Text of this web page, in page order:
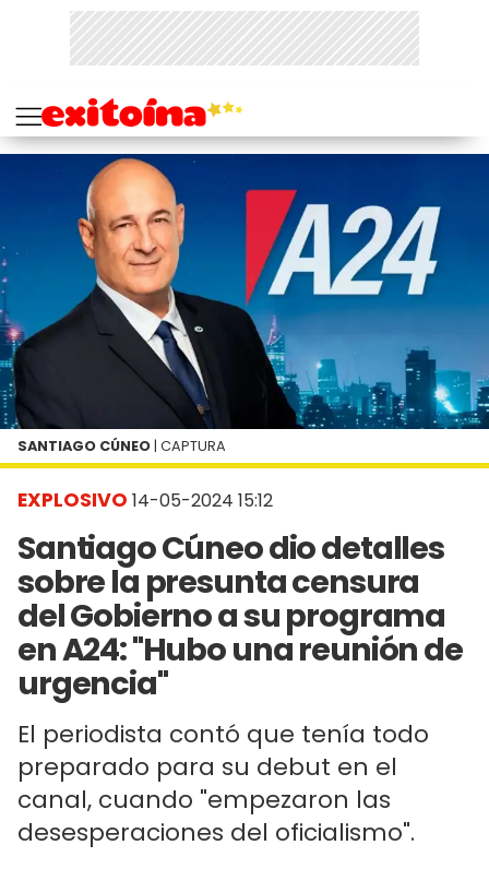
EXPLOSIVO 14-05-2024 15:12
Santiago Cúneo dio detalles
sobre la presunta censura
del Gobierno a su programa
en A24: "Hubo una reunión de
urgencia"
El periodista contó que tenía todo
preparado para su debut en el
canal, cuando "empezaron las
desesperaciones del oficialismo".
SANTIAGO CÚNEO | CAPTURA